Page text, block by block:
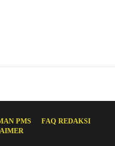
PMS
FAQ REDAKSI